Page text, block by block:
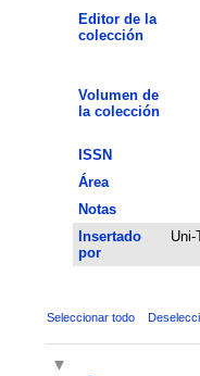
Editor de la
colección
Volumen de
la colección
ISSN
Área
Notas
Insertado
por
Uni-
Seleccionar todo